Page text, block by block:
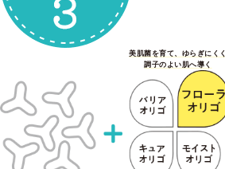
美肌菌を育て、ゆらぎにくく
調子のよい肌へ導く